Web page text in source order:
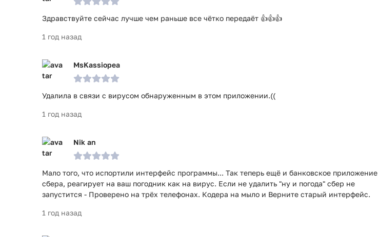
Здравствуйте сейчас лучше чем раньше все чётко передаёт 👍👍👍
1 год назад
MsKassiopea
Удалила в связи с вирусом обнаруженным в этом приложении.((
1 год назад
Nik an
Мало того, что испортили интерфейс программы... Так теперь ещё и банковское приложение
сбера, реагирует на ваш погодник как на вирус. Если не удалить "ну и погода" сбер не
запустится - Проверено на трёх телефонах. Кодера на мыло и Верните старый интерфейс.
1 год назад